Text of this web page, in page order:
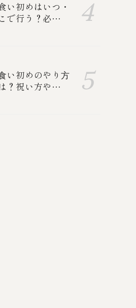
い初めはいつ・
で行う？必要な
い初めのやり⽅
？祝い方や誰を